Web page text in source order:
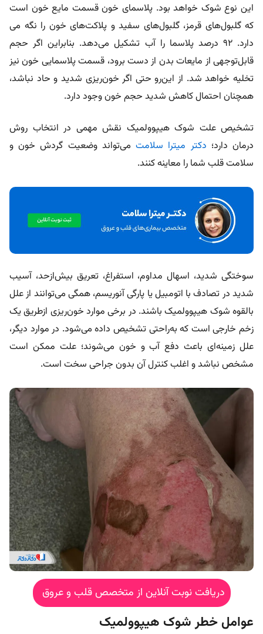
این نوع شوک خواهد بود. پلاسمای خون قسمت مایع خون است
که گلبول‌های قرمز، گلبول‌های سفید و پلاکت‌های خون را نگه می
دارد. ۹۲ درصد پلاسما را آب تشکیل می‌دهد. بنابراین اگر حجم
قابل‌توجهی از مایعات بدن از دست برود، قسمت پلاسمایی خون نیز
تخلیه خواهد شد. از این‌رو حتی اگر خون‌ریزی شدید و حاد نباشد،
همچنان احتمال کاهش شدید حجم خون وجود دارد.
تشخیص علت شوک هیپوولمیک نقش مهمی در انتخاب روش
درمان دارد؛ دکتر میترا سلامتمی‌تواند وضعیت گردش خون و
سلامت قلب شما را معاینه کنند.
سوختگی شدید، اسهال مداوم، استفراغ، تعریق بیش‌از‌حد، آسیب
شدید در تصادف با اتومبیل یا پارگی آنوریسم، همگی می‌توانند از علل
بالقوه شوک هیپوولمیک باشند. در برخی موارد خون‌ریزی از‌طریق یک
زخم خارجی است که به‌راحتی تشخیص داده می‌شود. در موارد دیگر،
علل زمینه‌ای باعث دفع آب و خون می‌شوند؛ علت ممکن است
مشخص نباشد و اغلب کنترل آن بدون جراحی سخت است.
دریافت نوبت آنلاین از متخصص قلب و عروق
عوامل خطر شوک هیپوولمیک